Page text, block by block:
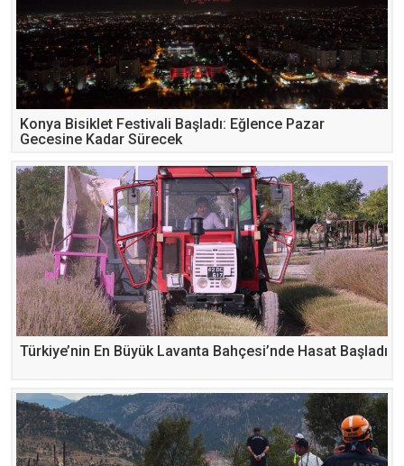
Konya Bisiklet Festivali Başladı: Eğlence Pazar
Gecesine Kadar Sürecek
Türkiye’nin En Büyük Lavanta Bahçesi’nde Hasat Başladı